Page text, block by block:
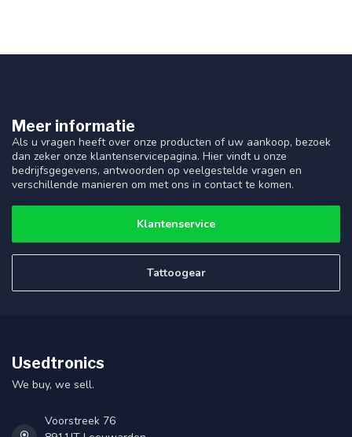
Meer informatie
Als u vragen heeft over onze producten of uw aankoop, bezoek
dan zeker onze klantenservicepagina. Hier vindt u onze
bedrijfsgegevens, antwoorden op veelgestelde vragen en
verschillende manieren om met ons in contact te komen.
Klantenservice
Tattoogear
Usedtronics
We buy, we sell.
Voorstreek 76